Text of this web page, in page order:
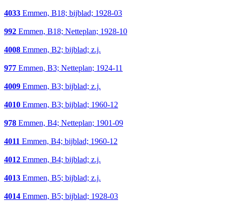
4033 Emmen, B18; bijblad; 1928-03
992 Emmen, B18; Netteplan; 1928-10
4008 Emmen, B2; bijblad; z.j.
977 Emmen, B3; Netteplan; 1924-11
4009 Emmen, B3; bijblad; z.j.
4010 Emmen, B3; bijblad; 1960-12
978 Emmen, B4; Netteplan; 1901-09
4011 Emmen, B4; bijblad; 1960-12
4012 Emmen, B4; bijblad; z.j.
4013 Emmen, B5; bijblad; z.j.
4014 Emmen, B5; bijblad; 1928-03